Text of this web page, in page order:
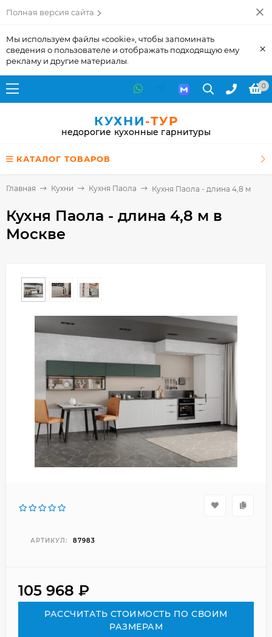
Полная версия сайта
Мы используем файлы «cookie», чтобы запоминать
сведения о пользователе и отображать подходящую ему
рекламу и другие материалы.
×
0
КУХНИ-ТУР
недорогие кухонные гарнитуры
КАТАЛОГ ТОВАРОВ
Главная Кухни Кухня Паола Кухня Паола - длина 4,8 м
Кухня Паола - длина 4,8 м в
Москве
АРТИКУЛ: 87983
105 968 ₽
РАСCЧИТАТЬ СТОИМОСТЬ ПО СВОИМ
РАЗМЕРАМ